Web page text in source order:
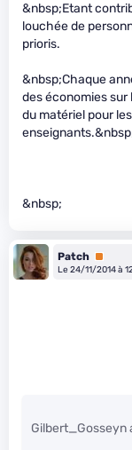
&nbsp;Etant
louchée de
prioris.
&nbsp;Chaque
des économies sur
du matériel pour
&nbsp;
Patch Premium
Le 24/11/2014 à
Gilbert_Gosseyn